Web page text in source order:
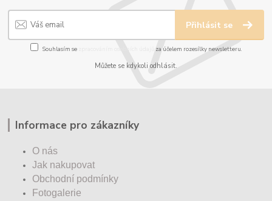
Přihlásit se
Souhlasím se za účelem rozesílky newsletteru.
Můžete se kdykoli odhlásit.
Informace pro zákazníky
O nás
Jak nakupovat
Obchodní podmínky
Fotogalerie